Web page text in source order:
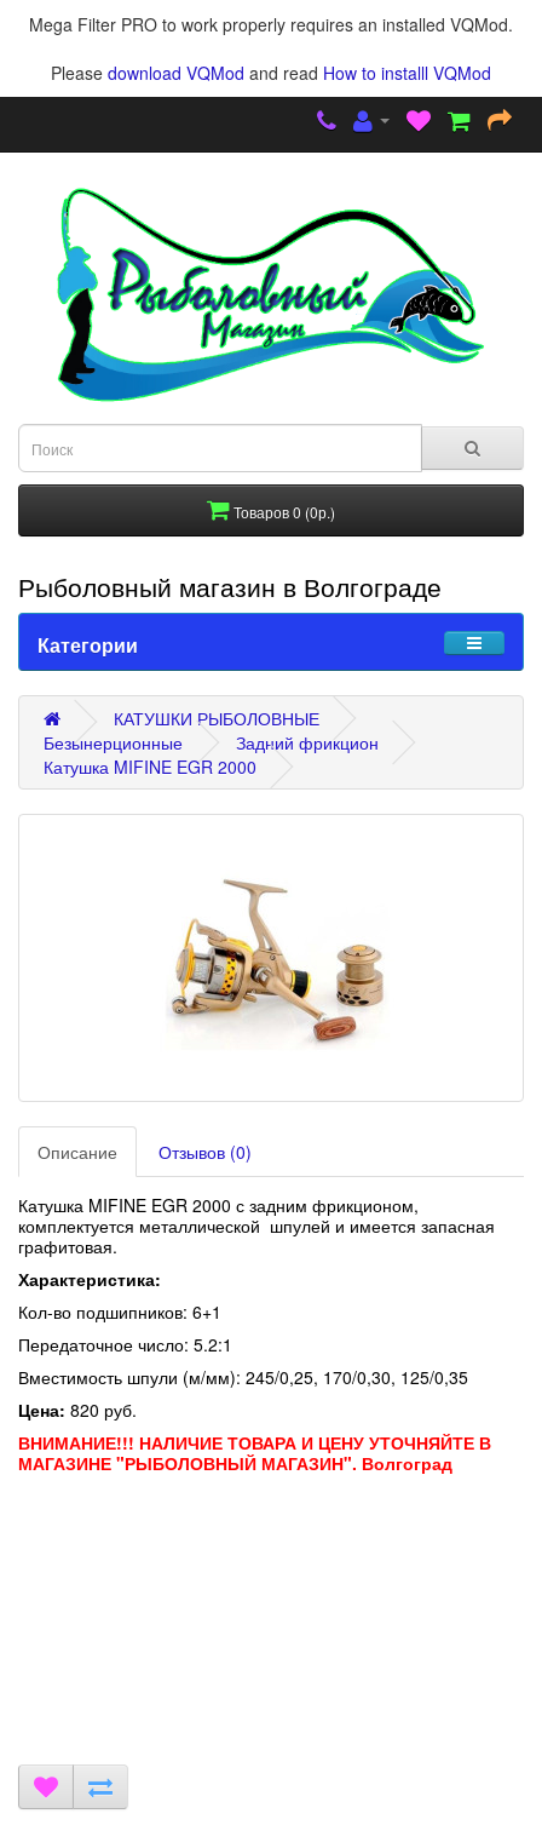
Mega Filter PRO to work properly requires an installed VQMod.
Please download VQMod and read How to installl VQMod
Товаров 0 (0р.)
Рыболовный магазин в Волгограде
Категории
КАТУШКИ РЫБОЛОВНЫЕ
Безынерционные
Задний фрикцион
Катушка MIFINE EGR 2000
Описание Отзывов (0)
Катушка MIFINE EGR 2000 с задним фрикционом,
комплектуется металлической шпулей и имеется запасная
графитовая.
Характеристика:
Кол-во подшипников: 6+1
Передаточное число: 5.2:1
Вместимость шпули (м/мм): 245/0,25, 170/0,30, 125/0,35
Цена: 820 руб.
ВНИМАНИЕ!!! НАЛИЧИЕ ТОВАРА И ЦЕНУ УТОЧНЯЙТЕ В
МАГАЗИНЕ "РЫБОЛОВНЫЙ МАГАЗИН". Волгоград